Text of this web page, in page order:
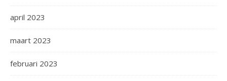
april 2023
maart 2023
februari 2023